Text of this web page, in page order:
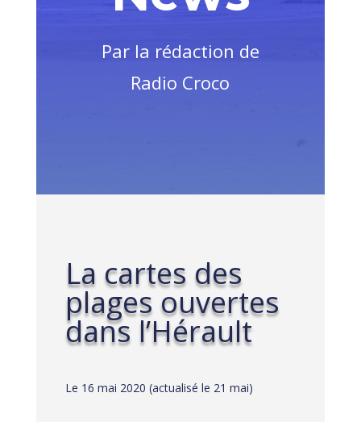
Par la rédaction de
Radio Croco
La cartes des
plages ouvertes
dans l’Hérault
Le 16 mai 2020 (actualisé le 21 mai)